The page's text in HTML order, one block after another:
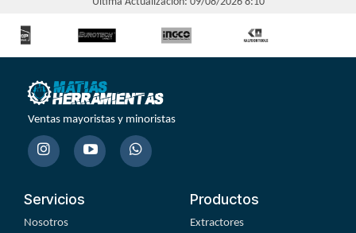
Ventas mayoristas y minoristas
Servicios
Nosotros
Productos
Extractores